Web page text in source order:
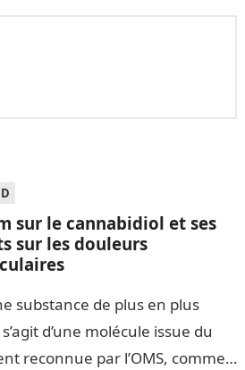
sur le cannabidiol et ses
sur les douleurs
substance de plus en plus
d’une molécule issue du
reconnue par l’OMS, comme